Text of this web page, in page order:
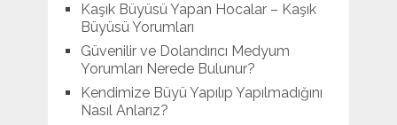
Kaşık Büyüsü Yapan Hocalar – Kaşık
Büyüsü Yorumları
Güvenilir ve Dolandırıcı Medyum
Yorumları Nerede Bulunur?
Kendimize Büyü Yapılıp Yapılmadığını
Nasıl Anlarız?